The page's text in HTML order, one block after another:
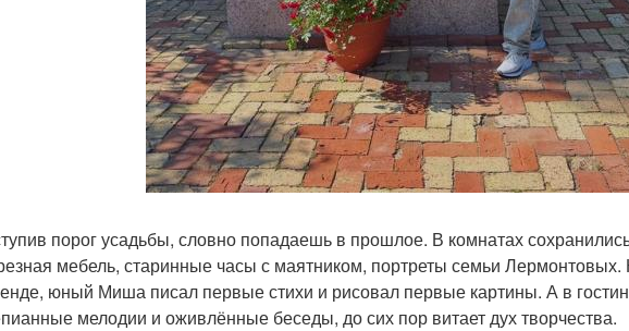
порог усадьбы, словно попадаешь в прошлое. В комнатах
мебель, старинные часы с маятником, портреты семьи Лермонтовых.
юный Миша писал первые стихи и рисовал первые картины. А в
мелодии и оживлённые беседы, до сих пор витает дух творчества.